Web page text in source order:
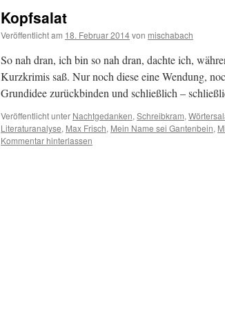
Kopfsalat
Veröffentlicht am 18. Februar 2014von mischabach
So nah dran, ich bin so nah dran, dachte ich,
Kurzkrimis saß. Nur noch diese eine Wendung,
Grundidee zurückbinden und schließlich –
Veröffentlicht unter Nachtgedanken, Schreibkram,
Literaturanalyse, Max Frisch, Mein Name sei Gantenbein,
Kommentar hinterlassen